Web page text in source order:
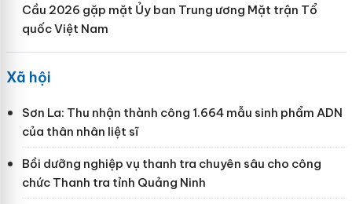
Cầu 2026 gặp mặt Ủy ban Trung ương Mặt trận Tổ
quốc Việt Nam
Xã hội
Sơn La: Thu nhận thành công 1.664 mẫu sinh phẩm ADN
của thân nhân liệt sĩ
Bồi dưỡng nghiệp vụ thanh tra chuyên sâu cho công
chức Thanh tra tỉnh Quảng Ninh